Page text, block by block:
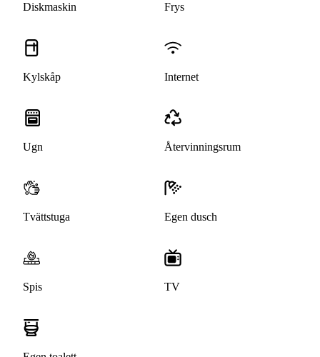
Diskmaskin Frys
Kylskåp Internet
Ugn Återvinningsrum
Tvättstuga Egen dusch
Spis TV